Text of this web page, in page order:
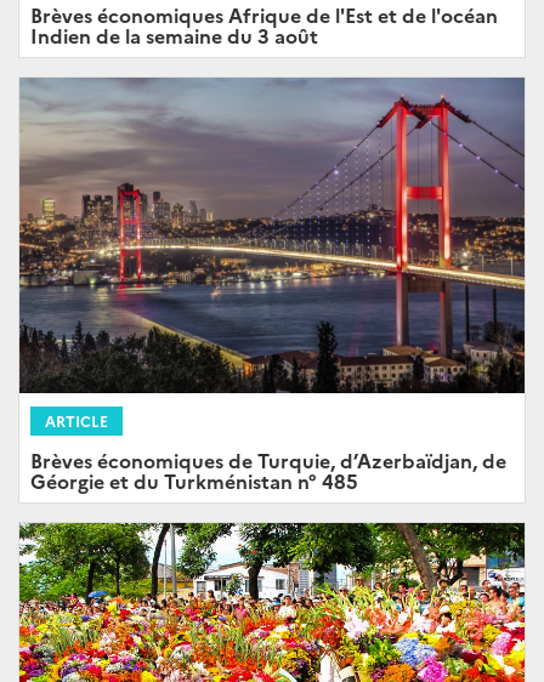
Brèves économiques Afrique de l'Est et de l'océan
Indien de la semaine du 3 août
ARTICLE
Brèves économiques de Turquie, d’Azerbaïdjan, de
Géorgie et du Turkménistan n° 485